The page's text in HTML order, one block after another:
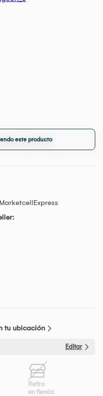
este producto
MarketcellExpress
tu ubicación
Editar
Retiro
en tienda